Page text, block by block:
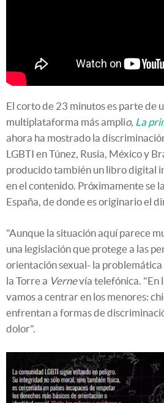
El corto de 23 minutos es parte de
multiplataforma más amplio, La
ahora ha mostrado la
LGBTI en Túnez, Rusia, México y
producido también un libro digital
en el contenido. Próximamente se
España, de donde es originario el
"Aunque la situación aquí parece
una legislación que protege a las
orientación sexual- la problemática
la Torre a Vernevía telefónica. "En
vamos a centrar en los menores:
enfrentan a formas de
dolor".